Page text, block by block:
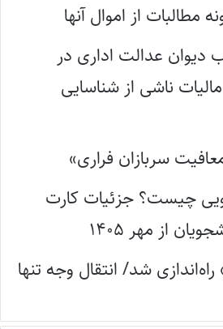
مطالبات از اموال آنها
عدالت اداری در
ناشی از شناسایی
سربازان فراری»
چیست؟ جزئیات کارت
از مهر ۱۴۰۵
شد/ انتقال وجه تنها